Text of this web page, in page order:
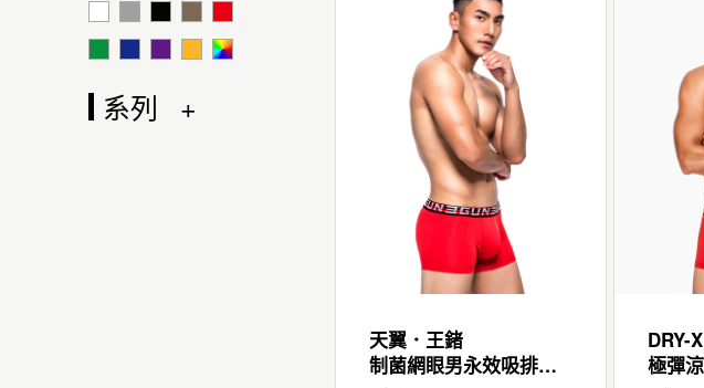
系列
天翼．王鍺
制菌網眼男永效吸排平口褲
DRY-X